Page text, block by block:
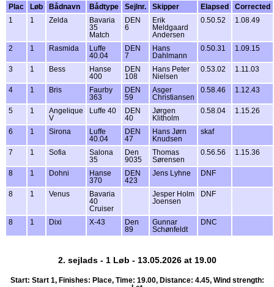
Plac
Løb Bådnavn Bådtype Sejlnr. Skipper Elapsed
Corrected
1
1 Zelda
Bavaria
35
Match
DEN
6
Erik
Meldgaard
Andersen
0.50.52 1.08.49
2 1 Rasmida
Luffe
40.04
DEN
7
Hans
Dahlmann
0.50.31 1.09.15
3 1 Bess
Hanse
400
DEN
108
Hans Peter
Nielsen
0.53.02 1.11.03
4 1 Bris
Faurby
363
DEN
59
Asger
Christiansen
0.58.46 1.12.43
5 1
Angelique
V
Luffe 40
DEN
40
Jørgen
Klitholm
0.58.04 1.15.26
6 1 Sirona
Luffe
40.04
DEN
47
Hans Jørn
Knudsen
skaf
7 1 Sofia
Salona
35
Den
9035
Thomas
Sørensen
0.56.56 1.15.36
8 1 Dohni
Hanse
370
DEN
423
Jens Lyhne DNF
8 1 Venus
Bavaria
40
Cruiser
Jesper Holm
Joensen
DNF
8 1 Dixi X-43
Den
89
Gunnar
Schønfeldt
DNC
2. sejlads - 1 Løb - 13.05.2026 at 19.00
Start: Start 1, Finishes: Place, Time: 19.00, Distance: 4.45, Wind strength: